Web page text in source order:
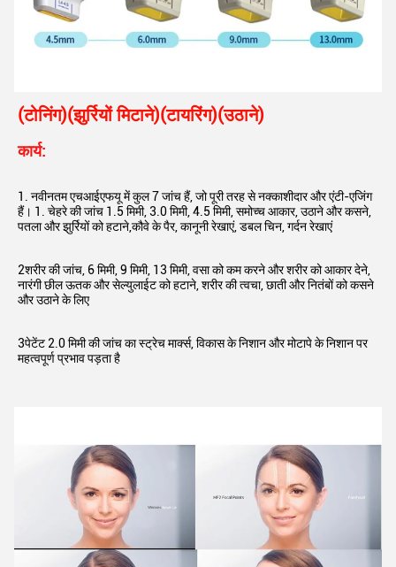
(टोनिंग)(झुर्रियों मिटाने)(टायरिंग)(उठाने)
कार्य:
1. नवीनतम एचआईएफयू में कुल 7 जांच हैं, जो पूरी तरह से नक्काशीदार और एंटी-एजिंग
हैं। 1. चेहरे की जांच 1.5 मिमी, 3.0 मिमी, 4.5 मिमी, समोच्च आकार, उठाने और कसने,
पतला और झुर्रियों को हटाने,कौवे के पैर, कानूनी रेखाएं, डबल चिन, गर्दन रेखाएं
2शरीर की जांच, 6 मिमी, 9 मिमी, 13 मिमी, वसा को कम करने और शरीर को आकार देने,
नारंगी छील ऊतक और सेल्युलाईट को हटाने, शरीर की त्वचा, छाती और नितंबों को कसने
और उठाने के लिए
3पेटेंट 2.0 मिमी की जांच का स्ट्रेच मार्क्स, विकास के निशान और मोटापे के निशान पर
महत्वपूर्ण प्रभाव पड़ता है